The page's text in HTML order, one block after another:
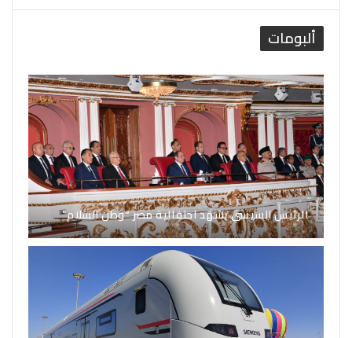
ألبومات
الرئيس السيسي يشهد احتفالية مصر “وطن السلام”